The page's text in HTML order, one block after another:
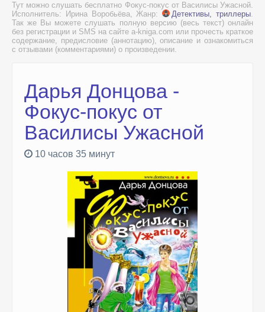
Тут можно слушать бесплатно Фокус-покус от Василисы Ужасной.
Исполнитель: Ирина Воробьёва, Жанр:
Детективы, триллеры.
Так же Вы можете слушать полную версию (весь текст) онлайн
без регистрации и SMS на сайте a-kniga.com или прочесть краткое
содержание, предисловие (аннотацию), описание и ознакомиться
с отзывами (комментариями) о произведении.
Дарья Донцова -
Фокус-покус от
Василисы Ужасной
10 часов 35 минут